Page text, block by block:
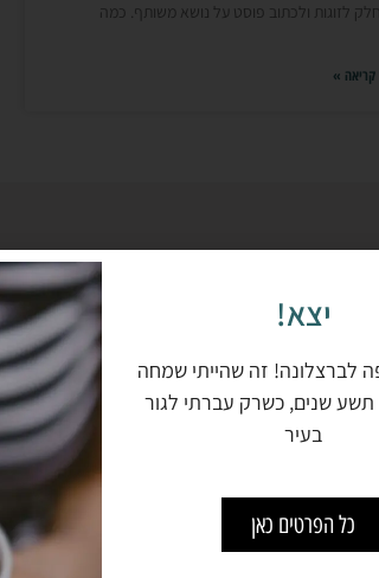
לזוגות ולכתוב פוסט על נושא משותף. כמה
»
ומפות
נוספים
טיולים
יצא!
לברצלונה! זה שהייתי שמחה
תשע שנים, כשרק עברתי לגור
בעיר
כל הפרטים כאן